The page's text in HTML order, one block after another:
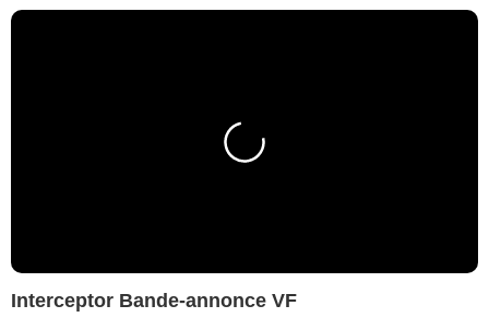
Interceptor Bande-annonce VF